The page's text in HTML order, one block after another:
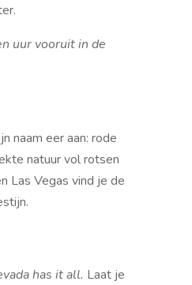
uur vooruit in de
naam eer aan: rode
natuur vol rotsen
Las Vegas vind je de
has it all. Laat je